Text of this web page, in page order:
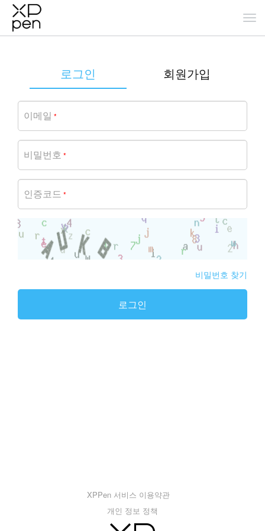
로그인 회원가입
이메일 *
비밀번호 *
인증코드 *
비밀번호 찾기
로그인
XPPen 서비스 이용약관
개인 정보 정책